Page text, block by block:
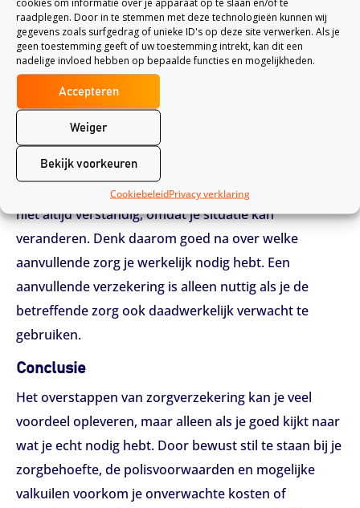
raadplegen. Door in te stemmen met deze technologieën kunnen wij
gegevens zoals surfgedrag of unieke ID's op deze site verwerken. Als je
geen toestemming geeft of uw toestemming intrekt, kan dit een
nadelige invloed hebben op bepaalde functies en mogelijkheden.
Accepteren
Weiger
Bekijk voorkeuren
CookiebeleidPrivacy verklaring
Combinatiepolis: Met een combinatiepolis heb je
meer vrijheid in het kiezen van zorgverleners. Soms
moet je de kosten eerst voorschieten en deze later
declareren bij jouw verzekeraar. Bij zorg onder
natura gebeurt de afhandeling automatisch.
Kijk kritisch naar aanvullende dekkingen
Veel mensen nemen bij het overstappen dezelfde
aanvullende dekkingen mee als het jaar ervoor. Dit is
niet altijd verstandig, omdat je situatie kan
veranderen. Denk daarom goed na over welke
aanvullende zorg je werkelijk nodig hebt. Een
aanvullende verzekering is alleen nuttig als je de
betreffende zorg ook daadwerkelijk verwacht te
gebruiken.
Conclusie
Het overstappen van zorgverzekering kan je veel
voordeel opleveren, maar alleen als je goed kijkt naar
wat je echt nodig hebt. Door bewust stil te staan bij je
zorgbehoefte, de polisvoorwaarden en mogelijke
valkuilen voorkom je onverwachte kosten of